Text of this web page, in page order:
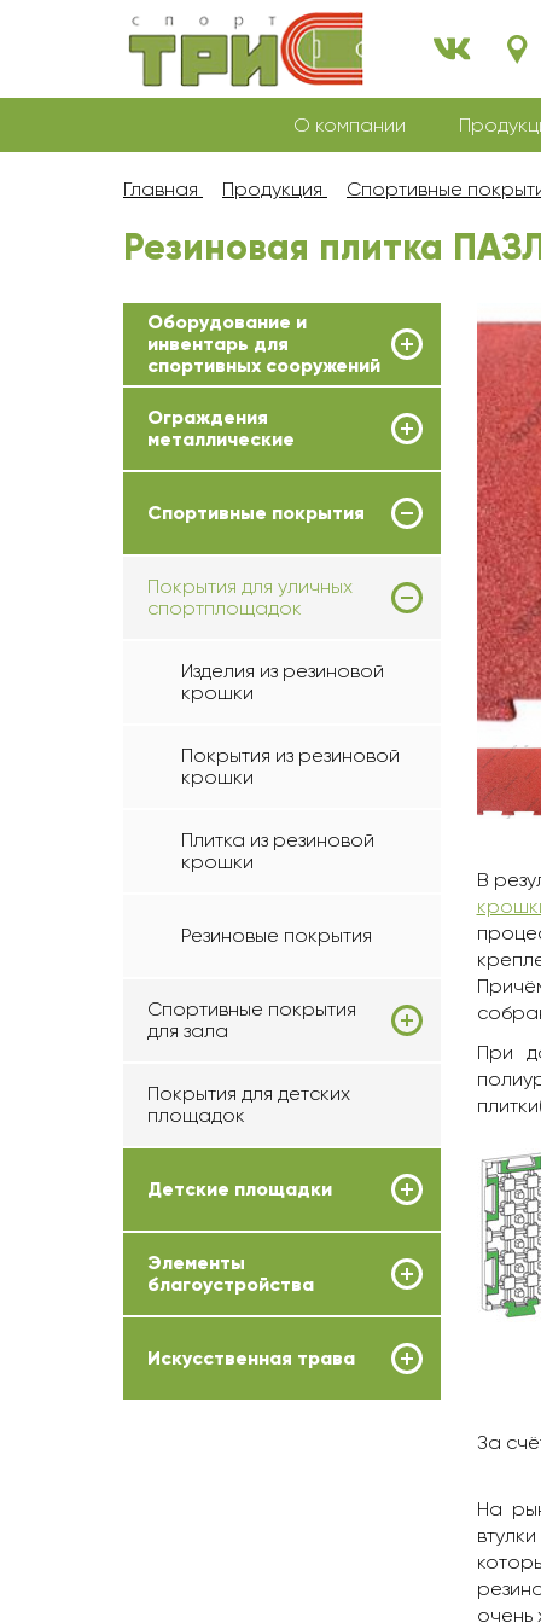
О компании
Главная Продукция Спортивные
Резиновая плитка
Оборудование и
инвентарь для
спортивных сооружений
Ограждения
металлические
Спортивные покрытия
Покрытия для уличных
спортплощадок
Изделия из резиновой
крошки
Покрытия из резиновой
крошки
Плитка из резиновой
крошки
Резиновые покрытия
Спортивные покрытия
для зала
Покрытия для детских
площадок
Детские площадки
Элементы
благоустройства
Искусственная трава
В
При
За
На
очень